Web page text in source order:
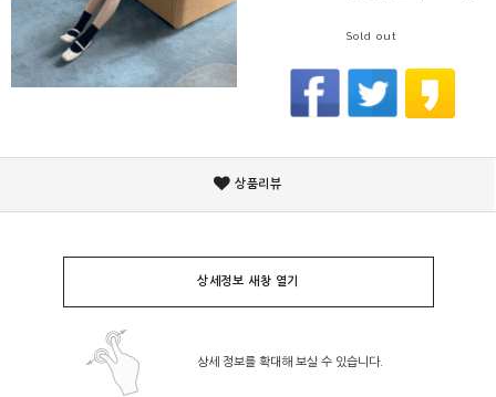
Sold out
상품리뷰
상세정보 새창 열기
상세 정보를 확대해 보실 수 있습니다.